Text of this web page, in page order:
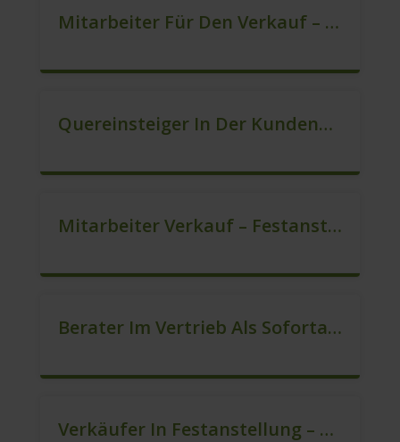
Mitarbeiter Für Den Verkauf – Quereinstieg Möglich (m/w/d)
Quereinsteiger In Der Kundenberatung (m/w/d)
Mitarbeiter Verkauf – Festanstellung (m/w/d)
Berater Im Vertrieb Als Sofortanstellung (m/w/d)
Verkäufer In Festanstellung – Top Gehalt (m/w/d)